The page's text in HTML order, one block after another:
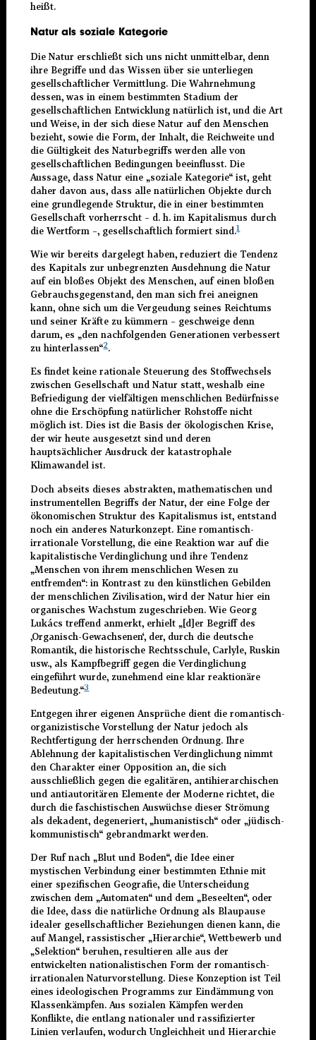
heißt.
Natur als soziale Kategorie
Die Natur erschließt sich uns nicht unmittelbar, denn
ihre Begriffe und das Wissen über sie unterliegen
gesellschaftlicher Vermittlung. Die Wahrnehmung
dessen, was in einem bestimmten Stadium der
gesellschaftlichen Entwicklung natürlich ist, und die Art
und Weise, in der sich diese Natur auf den Menschen
bezieht, sowie die Form, der Inhalt, die Reichweite und
die Gültigkeit des Naturbegriffs werden alle von
gesellschaftlichen Bedingungen beeinflusst. Die
Aussage, dass Natur eine „soziale Kategorie“ ist, geht
daher davon aus, dass alle natürlichen Objekte durch
eine grundlegende Struktur, die in einer bestimmten
Gesellschaft vorherrscht – d. h. im Kapitalismus durch
die Wertform –, gesellschaftlich formiert sind.1
Wie wir bereits dargelegt haben, reduziert die Tendenz
des Kapitals zur unbegrenzten Ausdehnung die Natur
auf ein bloßes Objekt des Menschen, auf einen bloßen
Gebrauchsgegenstand, den man sich frei aneignen
kann, ohne sich um die Vergeudung seines Reichtums
und seiner Kräfte zu kümmern – geschweige denn
darum, es „den nachfolgenden Generationen verbessert
zu hinterlassen“2.
Es findet keine rationale Steuerung des Stoffwechsels
zwischen Gesellschaft und Natur statt, weshalb eine
Befriedigung der vielfältigen menschlichen Bedürfnisse
ohne die Erschöpfung natürlicher Rohstoffe nicht
möglich ist. Dies ist die Basis der ökologischen Krise,
der wir heute ausgesetzt sind und deren
hauptsächlicher Ausdruck der katastrophale
Klimawandel ist.
Doch abseits dieses abstrakten, mathematischen und
instrumentellen Begriffs der Natur, der eine Folge der
ökonomischen Struktur des Kapitalismus ist, entstand
noch ein anderes Naturkonzept. Eine romantisch-
irrationale Vorstellung, die eine Reaktion war auf die
kapitalistische Verdinglichung und ihre Tendenz
„Menschen von ihrem menschlichen Wesen zu
entfremden“: in Kontrast zu den künstlichen Gebilden
der menschlichen Zivilisation, wird der Natur hier ein
organisches Wachstum zugeschrieben. Wie Georg
Lukács treffend anmerkt, erhielt „[d]er Begriff des
‚Organisch-Gewachsenen‘, der, durch die deutsche
Romantik, die historische Rechtsschule, Carlyle, Ruskin
usw., als Kampfbegriff gegen die Verdinglichung
eingeführt wurde, zunehmend eine klar reaktionäre
Bedeutung.“3
Entgegen ihrer eigenen Ansprüche dient die romantisch-
organizistische Vorstellung der Natur jedoch als
Rechtfertigung der herrschenden Ordnung. Ihre
Ablehnung der kapitalistischen Verdinglichung nimmt
den Charakter einer Opposition an, die sich
ausschließlich gegen die egalitären, antihierarchischen
und antiautoritären Elemente der Moderne richtet, die
durch die faschistischen Auswüchse dieser Strömung
als dekadent, degeneriert, „humanistisch“ oder „jüdisch-
kommunistisch“ gebrandmarkt werden.
Der Ruf nach „Blut und Boden“, die Idee einer
mystischen Verbindung einer bestimmten Ethnie mit
einer spezifischen Geografie, die Unterscheidung
zwischen dem „Automaten“ und dem „Beseelten“, oder
die Idee, dass die natürliche Ordnung als Blaupause
idealer gesellschaftlicher Beziehungen dienen kann, die
auf Mangel, rassistischer „Hierarchie“, Wettbewerb und
„Selektion“ beruhen, resultieren alle aus der
entwickelten nationalistischen Form der romantisch-
irrationalen Naturvorstellung. Diese Konzeption ist Teil
eines ideologischen Programms zur Eindämmung von
Klassenkämpfen. Aus sozialen Kämpfen werden
Konflikte, die entlang nationaler und rassifizierter
Linien verlaufen, wodurch Ungleichheit und Hierarchie